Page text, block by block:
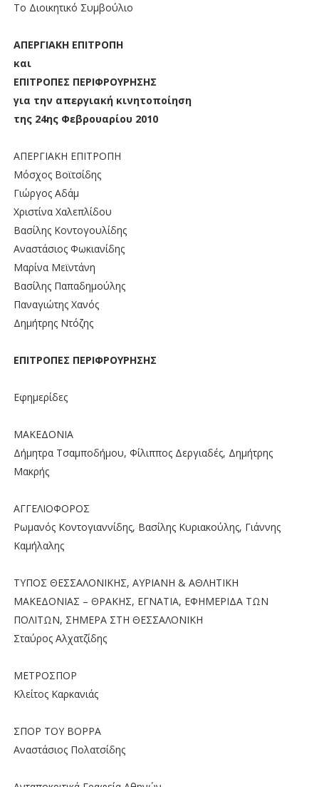
Το Διοικητικό Συμβούλιο
ΑΠΕΡΓΙΑΚΗ ΕΠΙΤΡΟΠΗ
και
ΕΠΙΤΡΟΠΕΣ ΠΕΡΙΦΡΟΥΡΗΣΗΣ
για την απεργιακή κινητοποίηση
της 24ης Φεβρουαρίου 2010
ΑΠΕΡΓΙΑΚΗ ΕΠΙΤΡΟΠΗ
Μόσχος Βοϊτσίδης
Γιώργος Αδάμ
Χριστίνα Χαλεπλίδου
Βασίλης Κοντογουλίδης
Αναστάσιος Φωκιανίδης
Μαρίνα Μεϊντάνη
Βασίλης Παπαδημούλης
Παναγιώτης Χανός
Δημήτρης Ντόζης
ΕΠΙΤΡΟΠΕΣ ΠΕΡΙΦΡΟΥΡΗΣΗΣ
Εφημερίδες
ΜΑΚΕΔΟΝΙΑ
Δήμητρα Τσαμποδήμου, Φίλιππος Δεργιαδές, Δημήτρης
Μακρής
ΑΓΓΕΛΙΟΦΟΡΟΣ
Ρωμανός Κοντογιαννίδης, Βασίλης Κυριακούλης, Γιάννης
Καμήλαλης
ΤΥΠΟΣ ΘΕΣΣΑΛΟΝΙΚΗΣ, ΑΥΡΙΑΝΗ & ΑΘΛΗΤΙΚΗ
ΜΑΚΕΔΟΝΙΑΣ – ΘΡΑΚΗΣ, ΕΓΝΑΤΙΑ, ΕΦΗΜΕΡΙΔΑ ΤΩΝ
ΠΟΛΙΤΩΝ, ΣΗΜΕΡΑ ΣΤΗ ΘΕΣΣΑΛΟΝΙΚΗ
Σταύρος Αλχατζίδης
ΜΕΤΡΟΣΠΟΡ
Κλείτος Καρκανιάς
ΣΠΟΡ ΤΟΥ ΒΟΡΡΑ
Αναστάσιος Πολατσίδης